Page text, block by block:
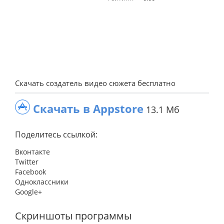
Скачать создатель видео сюжета бесплатно
Скачать в Appstore 13.1 Мб
Поделитесь ссылкой:
Вконтакте
Twitter
Facebook
Одноклассники
Google+
Скриншоты программы